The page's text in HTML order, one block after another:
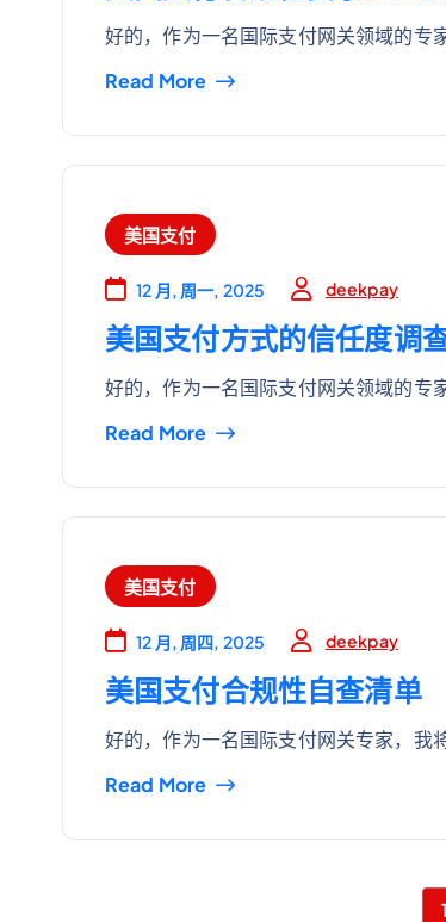
好的，作为一名国际支付网关领域的专
Read More
美国支付
12 月, 周一, 2025 deekpay
美国支付方式的信任度调
好的，作为一名国际支付网关领域的专
Read More
美国支付
12 月, 周四, 2025 deekpay
美国支付合规性自查清单
好的，作为一名国际支付网关专家，我
Read More
1